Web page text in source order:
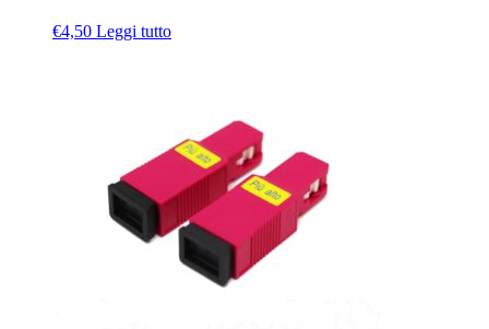
€4,50 Leggi tutto